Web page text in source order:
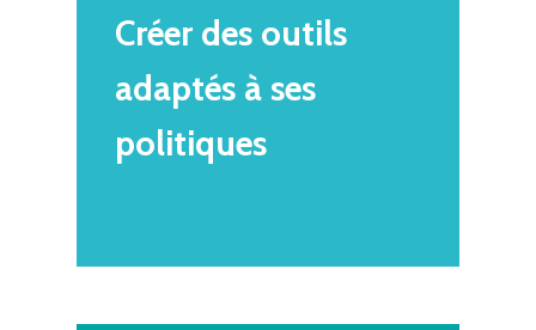
Créer des outils
adaptés à ses
politiques